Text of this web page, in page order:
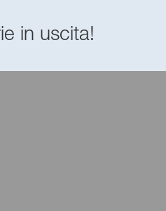
in uscita!